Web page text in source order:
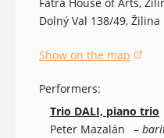
Dolný Val 138/49, Žilina
Show on the map
(opens in a new window)
Performers:
Trio DALI, piano trio
Peter Mazalán
–